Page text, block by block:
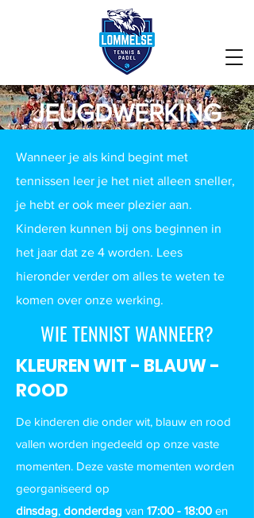
JEUGDWERKING
Wanneer je als kind begint met
tennissen leer je het niet alleen sneller,
je hebt er ook meer plezier aan.
Kinderen kunnen bij ons beginnen in
het jaar dat ze 4 worden. Lees
hieronder verder om alles te weten te
komen over onze werking.
WIE TENNIST WANNEER?
KLEUREN WIT - BLAUW -
ROOD
De kinderen die onder wit, blauw en rood
vallen worden ingedeeld op onze vaste
momenten. Deze vaste momenten worden
georganiseerd op
dinsdag, donderdag van 17:00 - 18:00 en